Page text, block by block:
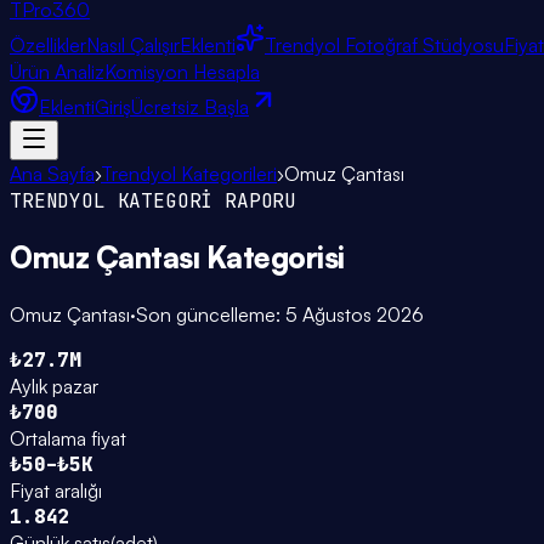
TPro360
ÖzelliklerNasıl ÇalışırEklenti Trendyol Fotoğraf Stüdyosu
Ürün AnalizKomisyon Hesapla
EklentiGirişÜcretsiz Başla
Ana Sayfa›Trendyol Kategorileri›Omuz Çantası
TRENDYOL KATEGORİ RAPORU
Omuz Çantası Kategorisi
Omuz Çantası·Son güncelleme: 5 Ağustos 2026
₺27.7M
Aylık pazar
₺700
Ortalama fiyat
₺50–₺5K
Fiyat aralığı
1.842